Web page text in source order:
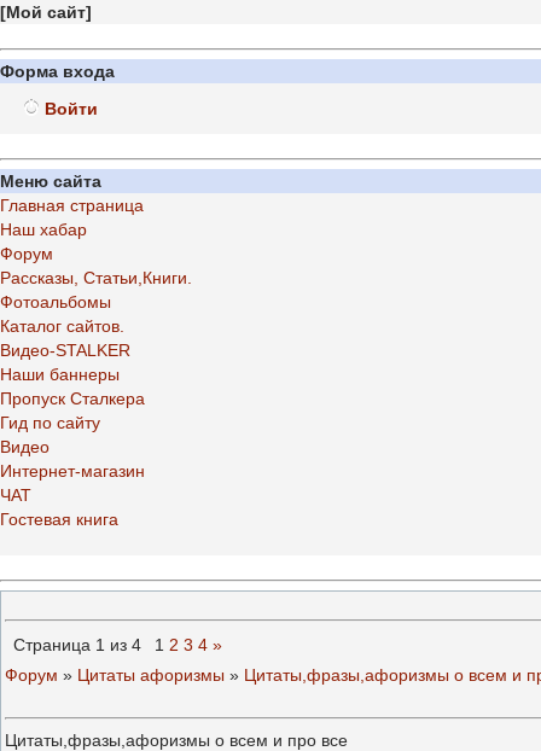
[Мой сайт]
Форма входа
Войти
Меню сайта
Главная страница
Наш хабар
Форум
Рассказы, Статьи,Книги.
Фотоальбомы
Каталог сайтов.
Видео-STALKER
Наши баннеры
Пропуск Сталкера
Гид по сайту
Видео
Интернет-магазин
ЧАТ
Гостевая книга
Страница 1 из 4 1 2 3 4 »
Форум » Цитаты афоризмы » Цитаты,фразы,афоризмы о всем и
Цитаты,фразы,афоризмы о всем и про все